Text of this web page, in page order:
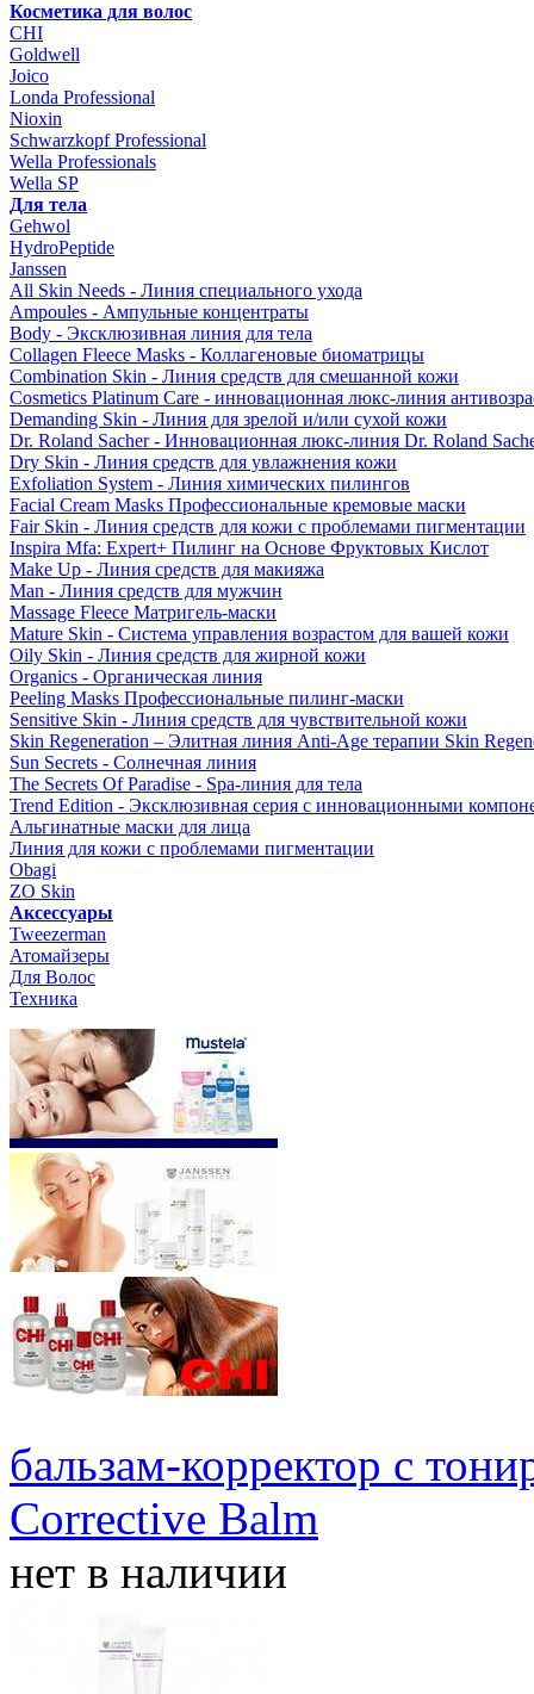
Косметика для волос
CHI
Goldwell
Joico
Londa Professional
Nioxin
Schwarzkopf Professional
Wella Professionals
Wella SP
Для тела
Gehwol
HydroPeptide
Janssen
All Skin Needs - Линия специального ухода
Ampoules - Ампульные концентраты
Body - Эксклюзивная линия для тела
Collagen Fleece Masks - Коллагеновые биоматрицы
Combination Skin - Линия средств для смешанной кожи
Cosmetics Platinum Care - инновационная люкс-линия
Demanding Skin - Линия для зрелой и/или сухой кожи
Dr. Roland Sacher - Инновационная люкс-линия Dr. Roland
Dry Skin - Линия средств для увлажнения кожи
Exfoliation System - Линия химических пилингов
Facial Cream Masks Профессиональные кремовые маски
Fair Skin - Линия средств для кожи с проблемами пигментации
Inspira Mfa: Expert+ Пилинг на Основе Фруктовых Кислот
Make Up - Линия средств для макияжа
Man - Линия средств для мужчин
Massage Fleece Матригель-маски
Mature Skin - Система управления возрастом для вашей кожи
Oily Skin - Линия средств для жирной кожи
Organics - Органическая линия
Peeling Masks Профессиональные пилинг-маски
Sensitive Skin - Линия средств для чувствительной кожи
Skin Regeneration – Элитная линия Anti-Age терапии Skin
Sun Secrets - Солнечная линия
The Secrets Of Paradise - Spa-линия для тела
Trend Edition - Эксклюзивная серия с инновационными
Альгинатные маски для лица
Линия для кожи с проблемами пигментации
Obagi
ZO Skin
Aксессуары
Tweezerman
Атомайзеры
Для Волос
Техника
бальзам-корректор с
Corrective Balm
нет в наличии